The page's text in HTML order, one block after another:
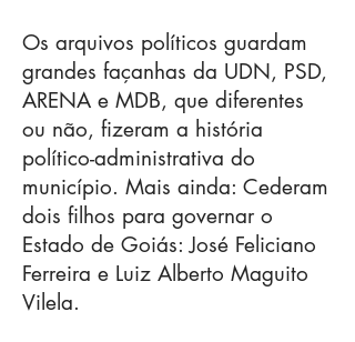
Os arquivos políticos guardam
grandes façanhas da UDN, PSD,
ARENA e MDB, que diferentes
ou não, fizeram a história
político-administrativa do
município. Mais ainda: Cederam
dois filhos para governar o
Estado de Goiás: José Feliciano
Ferreira e Luiz Alberto Maguito
Vilela.